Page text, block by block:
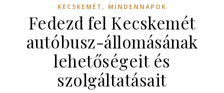
KECSKEMÉT , MINDENNAPOK
Fedezd fel Kecskemét
autóbusz-állomásának
lehetőségeit és
szolgáltatásait